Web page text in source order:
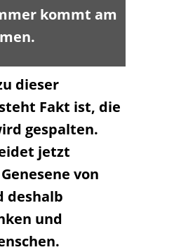
kommt am
dieser
Fakt ist, die
gespalten.
jetzt
von
deshalb
und